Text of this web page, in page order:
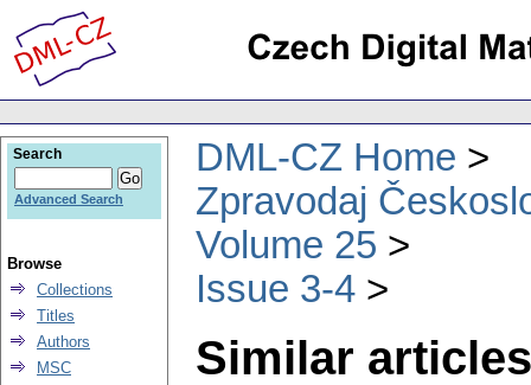
DML-CZ Home
Zpravodaj
Volume 25
Issue 3-4
Similar
Search
Advanced Search
Browse
Collections
Titles
Authors
MSC